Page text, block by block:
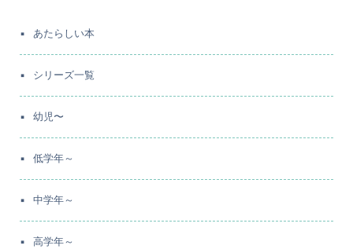
あたらしい本
シリーズ一覧
幼児〜
低学年～
中学年～
高学年～